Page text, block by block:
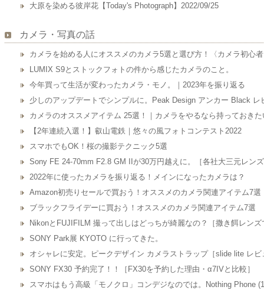
大原を染める彼岸花【Today's Photograph】2022/09/25
カメラ・写真の話
カメラを始める人にオススメのカメラ5選と選び方！〈カメラ初心
LUMIX S9とストックフォトの件から感じたカメラのこと。
今年買って生活が変わったカメラ・モノ。｜2023年を振り返る
少しのアップデートでシンプルに。Peak Design アンカー Black レ
カメラのオススメアイテム 25選！｜カメラをやるなら持っておき
【2年連続入選！】叡山電鉄｜悠々の風フォトコンテスト2022
スマホでもOK！桜の撮影テクニック5選
Sony FE 24-70mm F2.8 GM IIが30万円越えに。［各社大三元レン
2022年に使ったカメラを振り返る！メインになったカメラは？
Amazon初売りセールで買おう！オススメのカメラ関連アイテム7選
ブラックフライデーに買おう！オススメのカメラ関連アイテム7選
NikonとFUJIFILM 撮って出しはどっちが綺麗なの？［撒き餌レンズ
SONY Park展 KYOTO に行ってきた。
オシャレに安定。ピークデザイン カメラストラップ［slide lite レビ
SONY FX30 予約完了！！［FX30を予約した理由・α7IVと比較］
スマホはもう高級「モノクロ」コンデジなのでは。Nothing Phone